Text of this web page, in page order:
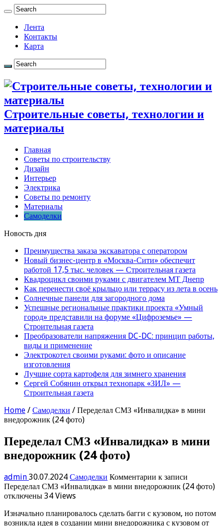
Лента
Контакты
Карта
Строительные советы, технологии и
материалы
Главная
Советы по строительству
Дизайн
Интерьер
Электрика
Советы по ремонту
Материалы
Самоделки
Новость дня
Преимущества заказа экскаватора с оператором
Новый бизнес-центр в «Москва-Сити» обеспечит
работой 17,5 тыс. человек — Строительная газета
Квадроцикл своими руками с двигателем МТ Днепр
Как перенести своё крыльцо или террасу из лета в осень
Солнечные панели для загородного дома
Успешные региональные практики проекта «Умный
город» представили на форуме «Цифроземье» —
Строительная газета
Преобразователи напряжения DC-DC: принцип работы,
виды и применение
Электрокотел своими руками: фото и описание
изготовления
Лучшие сорта картофеля для зимнего хранения
Сергей Собянин открыл технопарк «ЗИЛ» —
Строительная газета
Home / Самоделки / Переделал СМЗ «Инвалидка» в мини
внедорожник (24 фото)
Переделал СМЗ «Инвалидка» в мини
внедорожник (24 фото)
admin 30.07.2024 Самоделки Комментарии к записи
Переделал СМЗ «Инвалидка» в мини внедорожник (24 фото)
отключены 34 Views
Изначально планировалось сделать багги с кузовом, но потом
возникла идея в создании мини внедорожника с кузовом от